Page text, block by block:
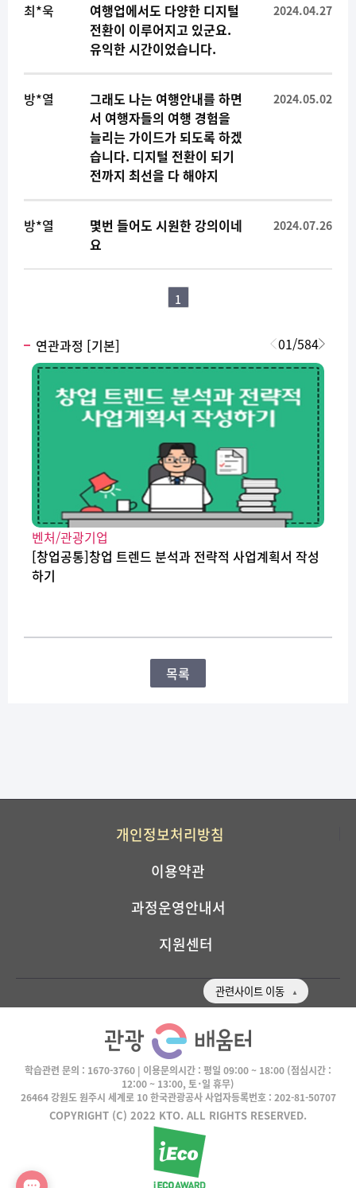
최*욱
여행업에서도 다양한 디지털
전환이 이루어지고 있군요.
유익한 시간이었습니다.
2024.04.27
방*열
그래도 나는 여행안내를 하면
서 여행자들의 여행 경험을
늘리는 가이드가 되도록 하겠
습니다. 디지털 전환이 되기
전까지 최선을 다 해야지
2024.05.02
방*열
몇번 들어도 시원한 강의이네
요
2024.07.26
1
연관과정 [기본]
벤처/관광기업
[창업공통]창업 트렌드 분석과 전략적 사업계획서 작성
하기
01/584
목록
개인정보처리방침
이용약관
과정운영안내서
지원센터
관련사이트 이동
학습관련 문의 : 1670-3760 | 이용문의시간 : 평일 09:00 ~ 18:00 (점심시간 :
12:00 ~ 13:00, 토･일 휴무)
26464 강원도 원주시 세계로 10 한국관광공사 사업자등록번호 : 202-81-50707
COPYRIGHT (C) 2022 KTO. ALL RIGHTS RESERVED.